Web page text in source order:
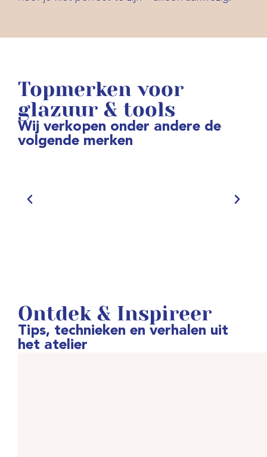
Topmerken voor
glazuur & tools
Wij verkopen onder andere de
volgende merken
Ontdek & Inspireer
Tips, technieken en verhalen uit
het atelier